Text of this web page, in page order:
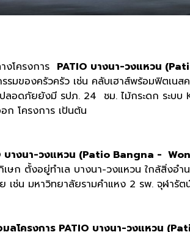
งโครงการ PATIO บางนา-วงแหวน
รมของครัวครัว เช่น คลับเฮาส์พร้อมฟิตเนส
ลอดภัยยังมี รปภ. 24 ชม. ไม้กระดก ระบ
ก โครงการ เป้นต้น
บางนา-วงแหวน (Patio Bangna -
ษก ตั้งอยู่ทำเล บางนา-วงแหวน ใกล้สิ่งอำ
เช่น มหาวิทยาลัยรามคำแหง 2 รพ. จุฬารั
ลโครงการ PATIO บางนา-วงแหวน